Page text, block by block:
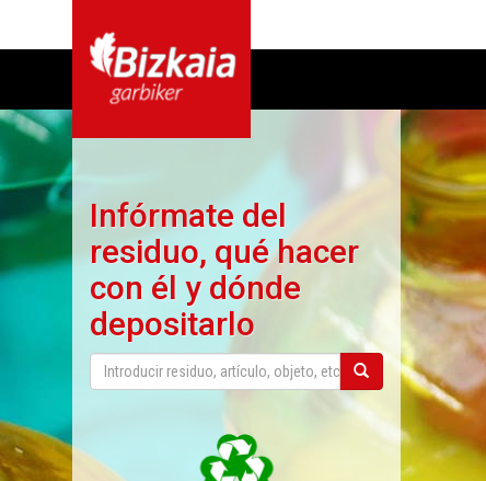
Infórmate del
residuo, qué hacer
con él y dónde
depositarlo